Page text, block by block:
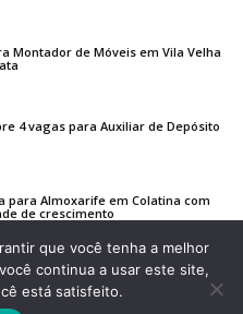
Montador de Móveis em Vila Velha
4 vagas para Auxiliar de Depósito
para Almoxarife em Colatina com
de crescimento
que você tenha a melhor
continua a usar este site,
está satisfeito.